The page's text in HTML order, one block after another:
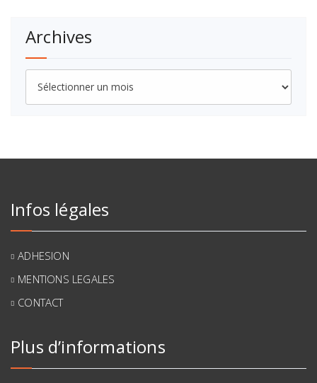
Archives
Archives
Infos légales
ADHESION
MENTIONS LEGALES
CONTACT
Plus d’informations